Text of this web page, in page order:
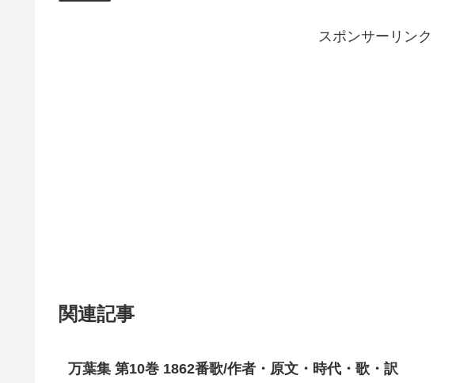
スポンサーリンク
関連記事
万葉集 第10巻 1862番歌/作者・原文・時代・歌・訳